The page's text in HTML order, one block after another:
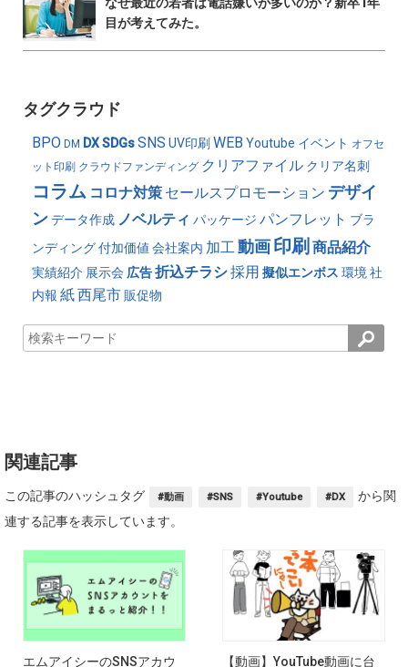
なぜ最近の若者は電話嫌いが多いのか？新卒1年
目が考えてみた。
タグクラウド
BPO DM DXSDGsSNS UV印刷 WEB Youtube イベント オフセ
ット印刷 クラウドファンディング クリアファイル クリア名刺
コラム コロナ対策 セールスプロモーション デザイ
ンデータ作成 ノベルティ パッケージ パンフレット ブラ
ンディング付加価値 会社案内 加工動画印刷 商品紹介
実績紹介 展示会 広告折込チラシ採用 擬似エンボス 環境社
内報 紙西尾市販促物
関連記事
この記事のハッシュタグ #動画 #SNS #Youtube #DX
から関
連する記事を表示しています。
エムアイシーのSNSアカウ 【動画】YouTube動画に台